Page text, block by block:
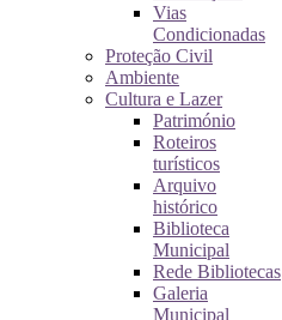
Vias
Condicionadas
Proteção Civil
Ambiente
Cultura e Lazer
Património
Roteiros
turísticos
Arquivo
histórico
Biblioteca
Municipal
Rede Bibliotecas
Galeria
Municipal